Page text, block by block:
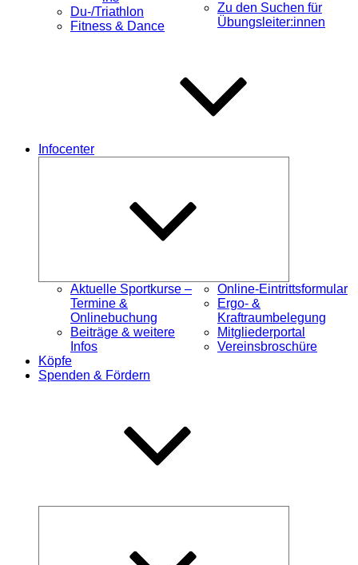
Du-/Triathlon
Fitness & Dance
Zu den Suchen für
Übungsleiter:innen
Infocenter
Aktuelle Sportkurse –
Termine &
Onlinebuchung
Beiträge & weitere
Infos
Online-Eintrittsformular
Ergo- &
Kraftraumbelegung
Mitgliederportal
Vereinsbroschüre
Köpfe
Spenden & Fördern